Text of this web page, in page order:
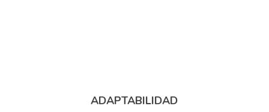
ADAPTABILIDAD